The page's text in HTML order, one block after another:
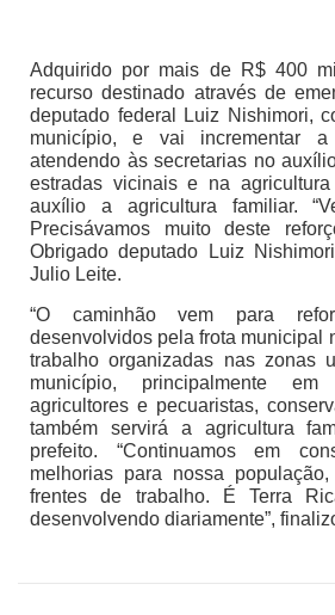
Adquirido por mais de R$ 400
recurso destinado através de
deputado federal Luiz Nishimori,
município, e vai incrementar
atendendo às secretarias no
estradas vicinais e na
auxílio a agricultura familiar.
Precisávamos muito deste
Obrigado deputado Luiz
Julio Leite.
“O caminhão vem para
desenvolvidos pela frota municipal
trabalho organizadas nas zonas
município, principalmente
agricultores e pecuaristas,
também servirá a agricultura
prefeito. “Continuamos em
melhorias para nossa
frentes de trabalho. É Terra
desenvolvendo diariamente”,